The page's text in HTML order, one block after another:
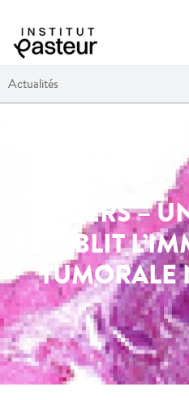
Actualités
CANCERS –
RÉTABLIT
TUMORALE